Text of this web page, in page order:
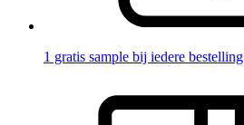
1 gratis sample bij iedere bestelling